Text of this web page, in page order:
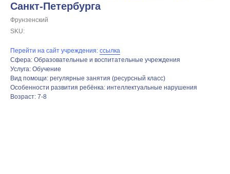
Санкт-Петербурга
Фрунзенский
SKU:
Перейти на сайт учреждения: ссылка
Сфера: Образовательные и воспитательные учреждения
Услуга: Обучение
Вид помощи: регулярные занятия (ресурсный класс)
Особенности развития ребёнка: интеллектуальные нарушения
Возраст: 7-8